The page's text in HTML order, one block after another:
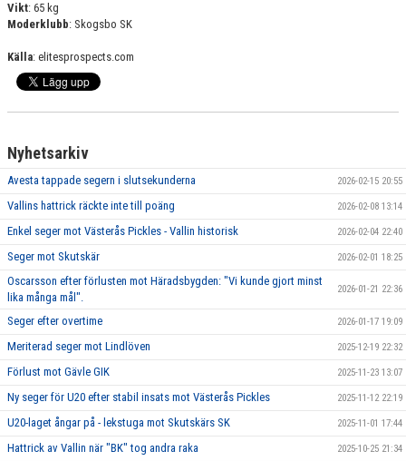
Vikt: 65 kg
Moderklubb: Skogsbo SK
Källa: elitesprospects.com
Nyhetsarkiv
Avesta tappade segern i slutsekunderna 2026-02-15 20:55
Vallins hattrick räckte inte till poäng 2026-02-08 13:14
Enkel seger mot Västerås Pickles - Vallin historisk 2026-02-04 22:40
Seger mot Skutskär 2026-02-01 18:25
Oscarsson efter förlusten mot Häradsbygden: "Vi kunde gjort minst
lika många mål".
2026-01-21 22:36
Seger efter overtime 2026-01-17 19:09
Meriterad seger mot Lindlöven 2025-12-19 22:32
Förlust mot Gävle GIK 2025-11-23 13:07
Ny seger för U20 efter stabil insats mot Västerås Pickles 2025-11-12 22:19
U20-laget ångar på - lekstuga mot Skutskärs SK 2025-11-01 17:44
Hattrick av Vallin när "BK" tog andra raka 2025-10-25 21:34